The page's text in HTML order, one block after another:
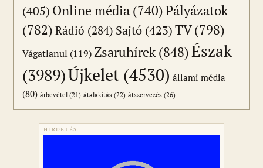
(405) Online média (740)Pályázatok
(782) Rádió (284) Sajtó (423)TV(798)
Vágatlanul (119)Zsaruhírek(848)Észak
(3989)Újkelet (4530) állami média
(80) árbevétel (21) átalakítás (22) átszervezés (26)
HIRDETÉS